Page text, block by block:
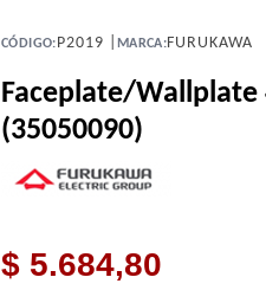
CÓDIGO: P2019 | MARCA:FURUKAWA
Faceplate/Wallplate
(35050090)
$ 5.684,80